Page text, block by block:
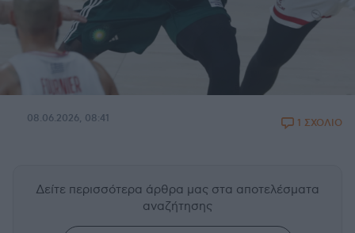
08.06.2026, 08:41 1 ΣΧΟΛΙΟ
Δείτε περισσότερα άρθρα μας στα αποτελέσματα
αναζήτησης